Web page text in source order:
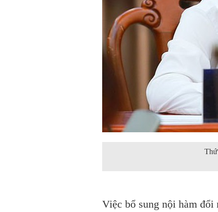
Việc bổ sung nội hàm